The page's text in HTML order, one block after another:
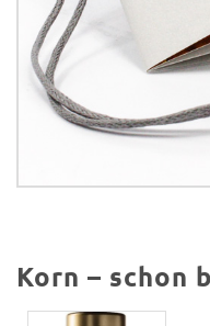
Korn – schon